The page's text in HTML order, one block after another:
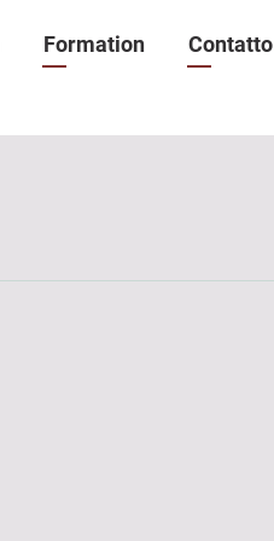
Formation Contatto